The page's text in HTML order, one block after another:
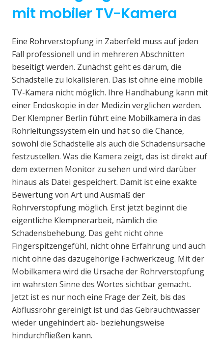
mit mobiler TV-Kamera
Eine Rohrverstopfung in Zaberfeld muss auf jeden
Fall professionell und in mehreren Abschnitten
beseitigt werden. Zunächst geht es darum, die
Schadstelle zu lokalisieren. Das ist ohne eine mobile
TV-Kamera nicht möglich. Ihre Handhabung kann mit
einer Endoskopie in der Medizin verglichen werden.
Der Klempner Berlin führt eine Mobilkamera in das
Rohrleitungssystem ein und hat so die Chance,
sowohl die Schadstelle als auch die Schadensursache
festzustellen. Was die Kamera zeigt, das ist direkt auf
dem externen Monitor zu sehen und wird darüber
hinaus als Datei gespeichert. Damit ist eine exakte
Bewertung von Art und Ausmaß der
Rohrverstopfung möglich. Erst jetzt beginnt die
eigentliche Klempnerarbeit, nämlich die
Schadensbehebung. Das geht nicht ohne
Fingerspitzengefühl, nicht ohne Erfahrung und auch
nicht ohne das dazugehörige Fachwerkzeug. Mit der
Mobilkamera wird die Ursache der Rohrverstopfung
im wahrsten Sinne des Wortes sichtbar gemacht.
Jetzt ist es nur noch eine Frage der Zeit, bis das
Abflussrohr gereinigt ist und das Gebrauchtwasser
wieder ungehindert ab- beziehungsweise
hindurchfließen kann.